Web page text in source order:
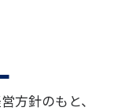
方針のもと、